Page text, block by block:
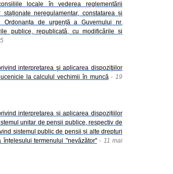
locale în vederea reglementării
neregulamentar, constatarea și
Ordonanța de urgență a Guvernului nr.
publice, republicată, cu modificările și
interpretarea şi aplicarea dispoziţiilor
la calculul vechimii în muncă - 19
interpretarea și aplicarea dispozițiilor
unitar de pensii publice, respectiv de
sistemul public de pensii și alte drepturi
termenului "nevăzător"- 11 mai